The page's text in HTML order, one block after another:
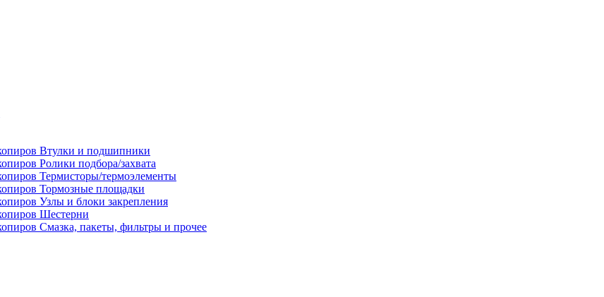
Втулки и подшипники
Ролики подбора/захвата
Термисторы/термоэлементы
Тормозные площадки
Узлы и блоки закрепления
Шестерни
Смазка, пакеты, фильтры и прочее